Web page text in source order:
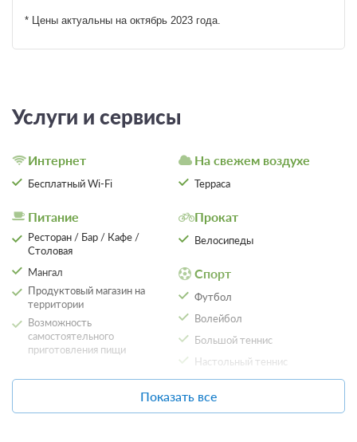
8 фото
4-местный Семейный домик
Одна двуспальная кровать
Телевизор
Ванная комната в номере
Проживание без питания
6 000
ЗА НОЧЬ ДЛЯ 1 ГОСТЯ
Проживание с питанием Подробнее
* Цены актуальны на октябрь 2023 года.
Услуги и сервисы
Интернет
Бесплатный Wi-Fi
Питание
Ресторан / Бар / Кафе /
Столовая
Мангал
Продуктовый магазин на
территории
Возможность
самостоятельного
приготовления пищи
Кухня
На свежем воздухе
Терраса
Прокат
Велосипеды
Спорт
Футбол
Волейбол
Большой теннис
Настольный теннис
Бадминтон
Бильярд
Показать все